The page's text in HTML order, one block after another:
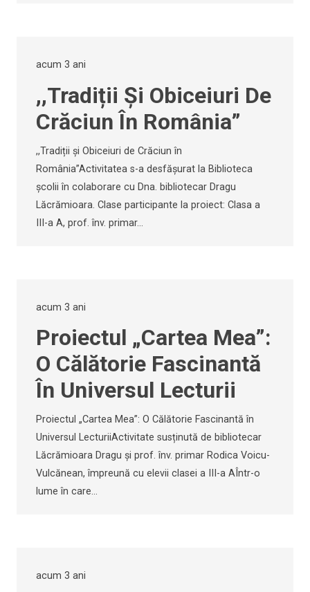
acum 3 ani
,,Tradiții Și Obiceiuri De
Crăciun În România”
,,Tradiții și Obiceiuri de Crăciun în
România”Activitatea s-a desfășurat la Biblioteca
școlii în colaborare cu Dna. bibliotecar Dragu
Lăcrămioara. Clase participante la proiect: Clasa a
III-a A, prof. înv. primar…
acum 3 ani
Proiectul „Cartea Mea”:
O Călătorie Fascinantă
În Universul Lecturii
Proiectul „Cartea Mea”: O Călătorie Fascinantă în
Universul LecturiiActivitate susținută de bibliotecar
Lăcrămioara Dragu și prof. înv. primar Rodica Voicu-
Vulcănean, împreună cu elevii clasei a III-a AÎntr-o
lume în care…
acum 3 ani